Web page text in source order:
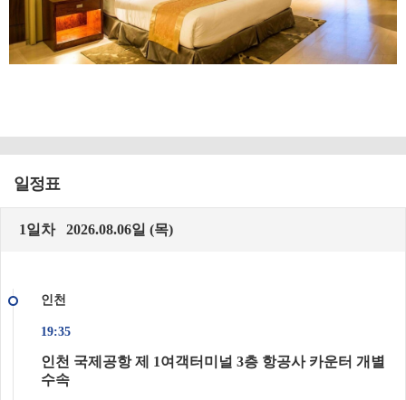
일정표
1일차 2026.08.06일 (목)
인천
19:35
인천 국제공항 제 1여객터미널 3층 항공사 카운터 개별
수속